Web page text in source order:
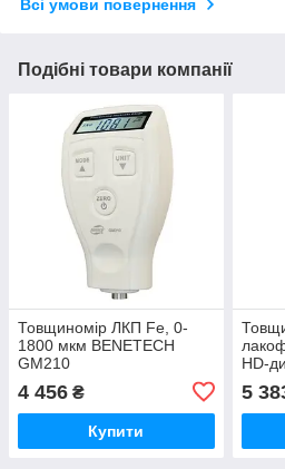
Всі умови повернення
Подібні товари компанії
Товщиномір ЛКП Fe, 0-
1800 мкм BENETECH
GM210
4 456 ₴
Купити
HD-
5